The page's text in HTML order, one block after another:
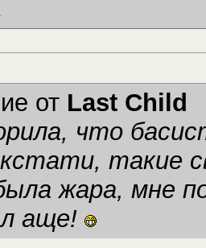
от Last Child
что
такие
жара, мне
аще!